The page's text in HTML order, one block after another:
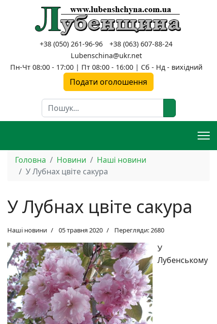
+38 (050) 261-96-96
+38 (063) 607-88-24
Lubenschina@ukr.net
Пн-Чт 08:00 - 17:00 | Пт 08:00 - 16:00 | Сб - Нд - вихідний
Подати оголошення
Пошук
Головна Новини
Наші новини
У Лубнах цвіте сакура
У Лубнах цвіте сакура
Наші новини 05 травня 2020 Перегляди: 2680
У
Лубенському